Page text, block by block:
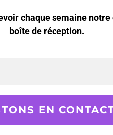
chaque semaine notre
boîte de réception.